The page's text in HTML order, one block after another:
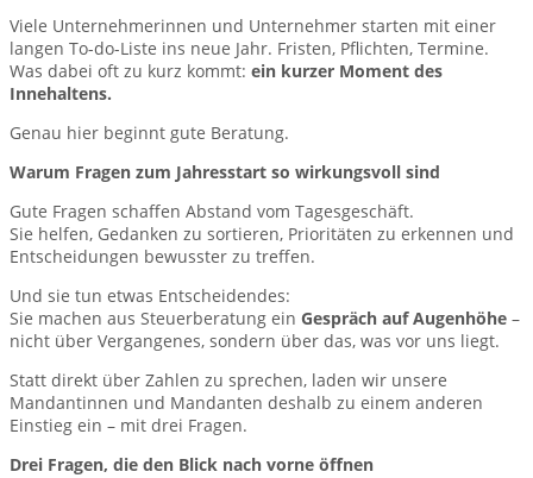
Viele Unternehmerinnen und Unternehmer starten mit einer
langen To-do-Liste ins neue Jahr. Fristen, Pflichten, Termine.
Was dabei oft zu kurz kommt: ein kurzer Moment des
Innehaltens.
Genau hier beginnt gute Beratung.
Warum Fragen zum Jahresstart so wirkungsvoll sind
Gute Fragen schaffen Abstand vom Tagesgeschäft.
Sie helfen, Gedanken zu sortieren, Prioritäten zu erkennen und
Entscheidungen bewusster zu treffen.
Und sie tun etwas Entscheidendes:
Sie machen aus Steuerberatung ein Gespräch auf Augenhöhe –
nicht über Vergangenes, sondern über das, was vor uns liegt.
Statt direkt über Zahlen zu sprechen, laden wir unsere
Mandantinnen und Mandanten deshalb zu einem anderen
Einstieg ein – mit drei Fragen.
Drei Fragen, die den Blick nach vorne öffnen